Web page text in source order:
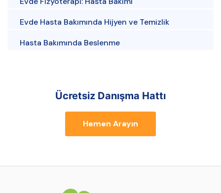
Evde Hasta Bakımında Hijyen ve Temizlik
Hasta Bakımında Beslenme
Ücretsiz Danışma Hattı
Hemen Arayın